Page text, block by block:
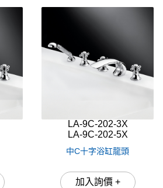
LA-9C-202-3X
LA-9C-202-5X
中C十字浴缸龍頭
加入詢價 +